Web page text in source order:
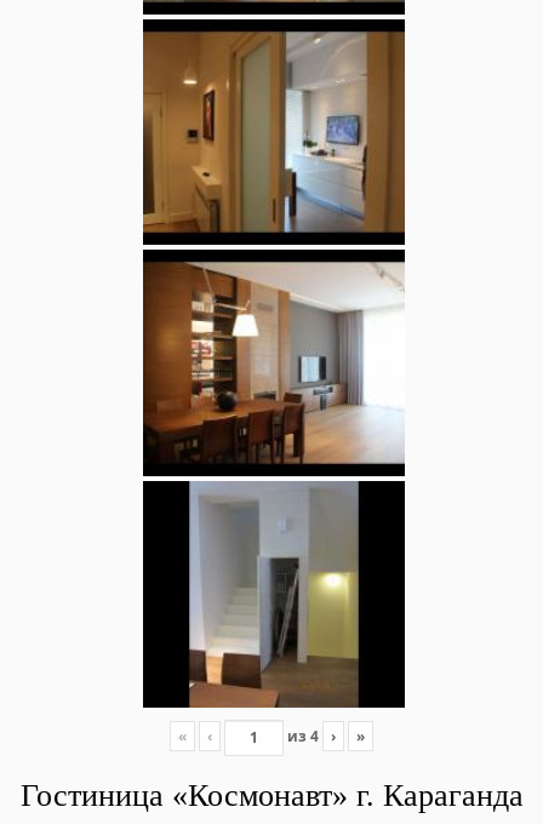
« ‹ из 4 › »
Гостиница «Космонавт» г. Караганда